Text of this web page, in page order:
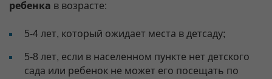
ребенка в возрасте:
5-4 лет, который ожидает места в детсаду;
5-8 лет, если в населенном пункте нет детского
сада или ребенок не может его посещать по